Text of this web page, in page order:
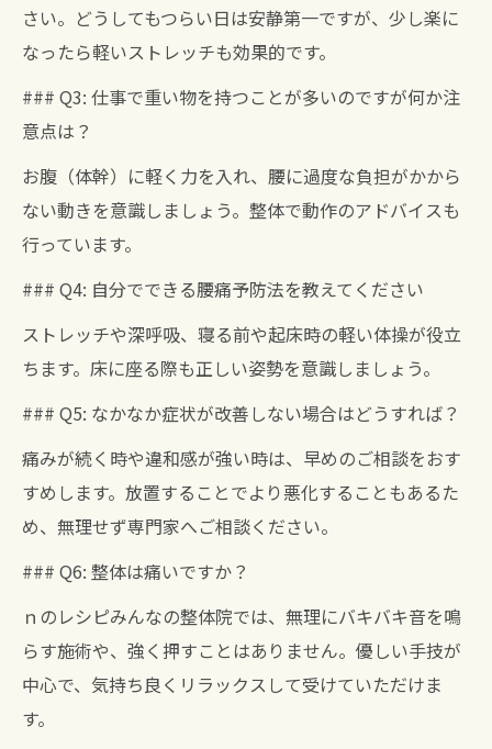
さい。どうしてもつらい日は安静第一ですが、少し楽に
なったら軽いストレッチも効果的です。
### Q3: 仕事で重い物を持つことが多いのですが何か注
意点は？
お腹（体幹）に軽く力を入れ、腰に過度な負担がかから
ない動きを意識しましょう。整体で動作のアドバイスも
行っています。
### Q4: 自分でできる腰痛予防法を教えてください
ストレッチや深呼吸、寝る前や起床時の軽い体操が役立
ちます。床に座る際も正しい姿勢を意識しましょう。
### Q5: なかなか症状が改善しない場合はどうすれば？
痛みが続く時や違和感が強い時は、早めのご相談をおす
すめします。放置することでより悪化することもあるた
め、無理せず専門家へご相談ください。
### Q6: 整体は痛いですか？
ｎのレシピみんなの整体院では、無理にバキバキ音を鳴
らす施術や、強く押すことはありません。優しい手技が
中心で、気持ち良くリラックスして受けていただけま
す。